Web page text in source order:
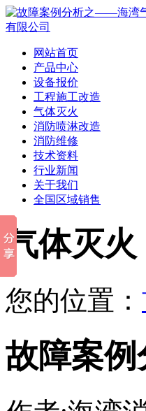
网站首页
产品中心
设备报价
工程施工改造
气体灭火
消防喷淋改造
消防维修
技术资料
行业新闻
关于我们
全国区域销售
气体灭火
您的位置：
故障案